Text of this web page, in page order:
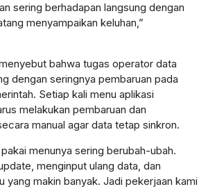
sering berhadapan langsung dengan
menyampaikan keluhan,”
bahwa tugas operator data
dengan seringnya pembaruan pada
Setiap kali menu aplikasi
melakukan pembaruan dan
manual agar data tetap sinkron.
menunya sering berubah-ubah.
menginput ulang data, dan
yang makin banyak. Jadi pekerjaan kami